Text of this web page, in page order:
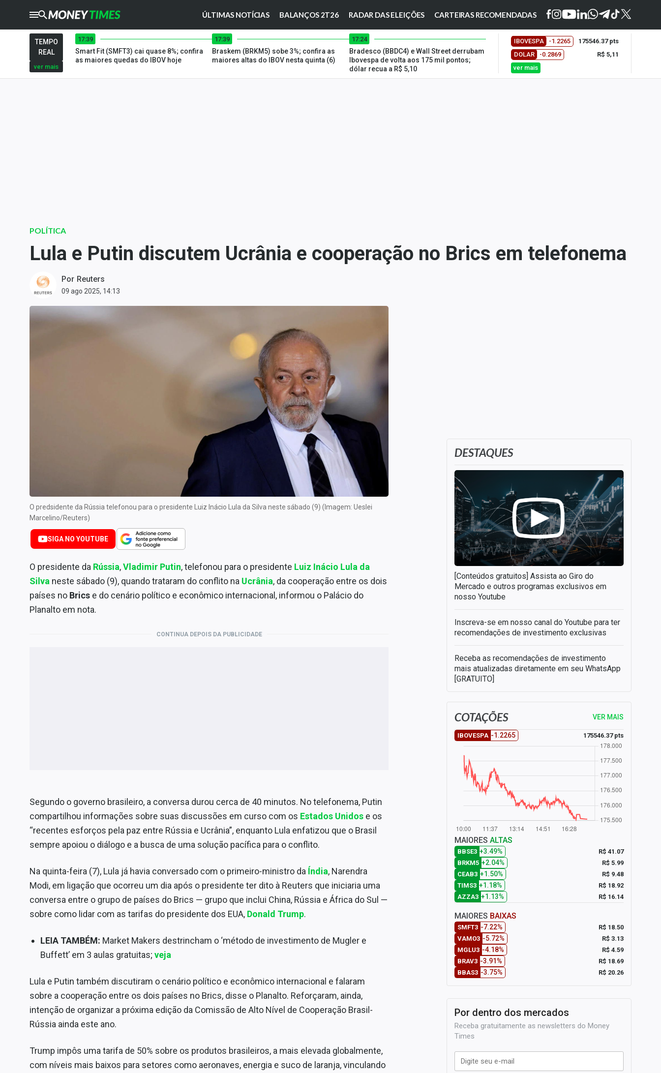
ÚLTIMAS NOTÍCIAS BALANÇOS 2T26 RADAR DAS ELEIÇÕES CARTEIRAS RECOMENDADAS
CRYPTOTIMES
TIMES
Ibovespa
Carteiras Recomendadas
Central de Dividendos
Central de Fundos
Central dos IPOs
Renda Fixa
Finanças Pessoais
Sobre
Expediente
Contato
TEMPO
REAL
ver mais
17:39
Smart Fit (SMFT3) cai quase 8%; confira
as maiores quedas do IBOV hoje
17:39
Braskem (BRKM5) sobe 3%; confira as
maiores altas do IBOV nesta quinta (6)
17:24
Bradesco (BBDC4) e Wall Street derrubam
Ibovespa de volta aos 175 mil pontos;
dólar recua a R$ 5,10
IBOVESPA -1.2265
175546.37 pts
DOLAR
-0.2869
R$ 5,11
ver mais
POLÍTICA
Lula e Putin discutem Ucrânia e cooperação no Brics em telefonema
Por Reuters
09 ago 2025, 14:13
O predsidente da Rússia telefonou para o presidente Luiz Inácio Lula da Silva neste sábado (9) (Imagem: Ueslei
Marcelino/Reuters)
SIGA NO YOUTUBE
O presidente da Rússia,Vladimir Putin, telefonou para o presidente Luiz Inácio Lula da
Silva neste sábado (9), quando trataram do conflito na Ucrânia, da cooperação entre os dois
países no Brics e do cenário político e econômico internacional, informou o Palácio do
Planalto em nota.
CONTINUA DEPOIS DA PUBLICIDADE
Segundo o governo brasileiro, a conversa durou cerca de 40 minutos. No telefonema, Putin
compartilhou informações sobre suas discussões em curso com os Estados Unidos e os
“recentes esforços pela paz entre Rússia e Ucrânia”, enquanto Lula enfatizou que o Brasil
sempre apoiou o diálogo e a busca de uma solução pacífica para o conflito.
Na quinta-feira (7), Lula já havia conversado com o primeiro-ministro da Índia, Narendra
Modi, em ligação que ocorreu um dia após o presidente ter dito à Reuters que iniciaria uma
conversa entre o grupo de países do Brics — grupo que inclui China, Rússia e África do Sul —
sobre como lidar com as tarifas do presidente dos EUA, Donald Trump.
LEIA TAMBÉM: Market Makers destrincham o ‘método de investimento de Mugler e
Buffett’ em 3 aulas gratuitas; veja
Lula e Putin também discutiram o cenário político e econômico internacional e falaram
sobre a cooperação entre os dois países no Brics, disse o Planalto. Reforçaram, ainda,
intenção de organizar a próxima edição da Comissão de Alto Nível de Cooperação Brasil-
Rússia ainda este ano.
Trump impôs uma tarifa de 50% sobre os produtos brasileiros, a mais elevada globalmente,
com níveis mais baixos para setores como aeronaves, energia e suco de laranja, vinculando
DESTAQUES
[Conteúdos gratuitos] Assista ao Giro do
Mercado e outros programas exclusivos em
nosso Youtube
Inscreva-se em nosso canal do Youtube para ter
recomendações de investimento exclusivas
Receba as recomendações de investimento
mais atualizadas diretamente em seu WhatsApp
[GRATUITO]
COTAÇÕES VER MAIS
IBOVESPA -1.2265 175546.37 pts
MAIORES ALTAS
BBSE3 +3.49%
R$ 41.07
BRKM5 +2.04%
R$ 5.99
CEAB3 +1.50%
R$ 9.48
TIMS3 +1.18%
R$ 18.92
AZZA3 +1.13% R$ 16.14
MAIORES BAIXAS
SMFT3 -7.22%
R$ 18.50
VAMO3 -5.72%
R$ 3.13
MGLU3 -4.18%
R$ 4.59
BRAV3 -3.91%
R$ 18.69
BBAS3 -3.75% R$ 20.26
Por dentro dos mercados
Receba gratuitamente as newsletters do Money
Times